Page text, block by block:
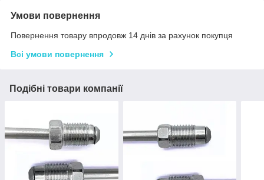
Умови повернення
Повернення товару впродовж 14 днів за рахунок покупця
Всі умови повернення
Подібні товари компанії